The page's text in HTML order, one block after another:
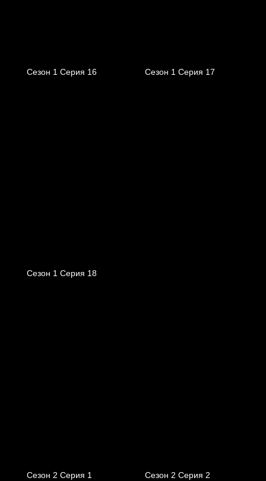
Сезон 1 Серия 16 Сезон 1 Серия 17
Сезон 1 Серия 18
Сезон 2 Серия 1 Сезон 2 Серия 2